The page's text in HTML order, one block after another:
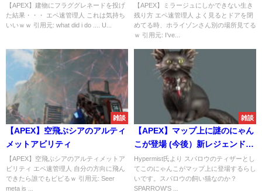
【APEX】建物にフラググレネードを投げ
た結果・・・ エペ速管理人 これは気持ち
いいｗｗ 引用元: what did i do .... U...
【APEX】ミラージュにしかできない生き
残り方 エペ速管理人 よく見るとドアを閉
めてる時、ホライゾンさん別の場所見てる
ｗ 引用元: I've...
雑談
【APEX】空飛ぶシアのアルティ
メットアビリティ
【APEX】空飛ぶシアのアルティメットア
ビリティ エペ速管理人 自分の方向に飛ん
できたら誰でもビビるｗ 引用元: Seer
meta is ...
雑談
【APEX】マップ上に謎のにゃん
こが登場 (今後）新レジェンドス
パロウのティザーか？
Hypermist氏より スパロウのティザーとし
てこのにゃんこがマップ上に登場するらし
いです。スパロウの飼い猫なのか？
SPARROW'S ...